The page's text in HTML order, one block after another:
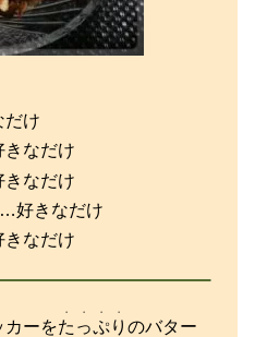
だけ
なだけ
なだけ
好きなだけ
なだけ
カーをたっぷり
・・・・
のバター